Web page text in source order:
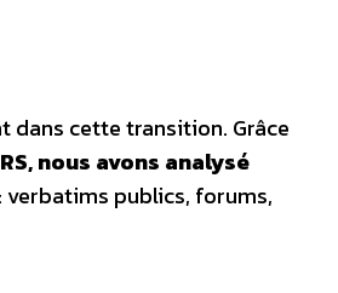
dans cette transition. Grâce
nous avons analysé
: verbatims publics, forums,